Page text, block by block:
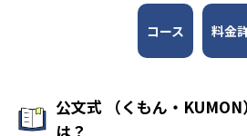
コース 料金
公文式 （くもん・
は？